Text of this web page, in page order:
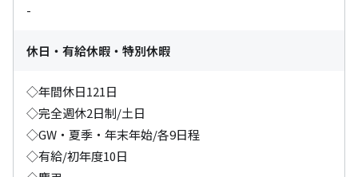
-
休日・有給休暇・特別休暇
◇年間休⽇121日
◇完全週休2⽇制/⼟⽇
◇GW・夏季・年末年始/各9⽇程
◇有給/初年度10⽇